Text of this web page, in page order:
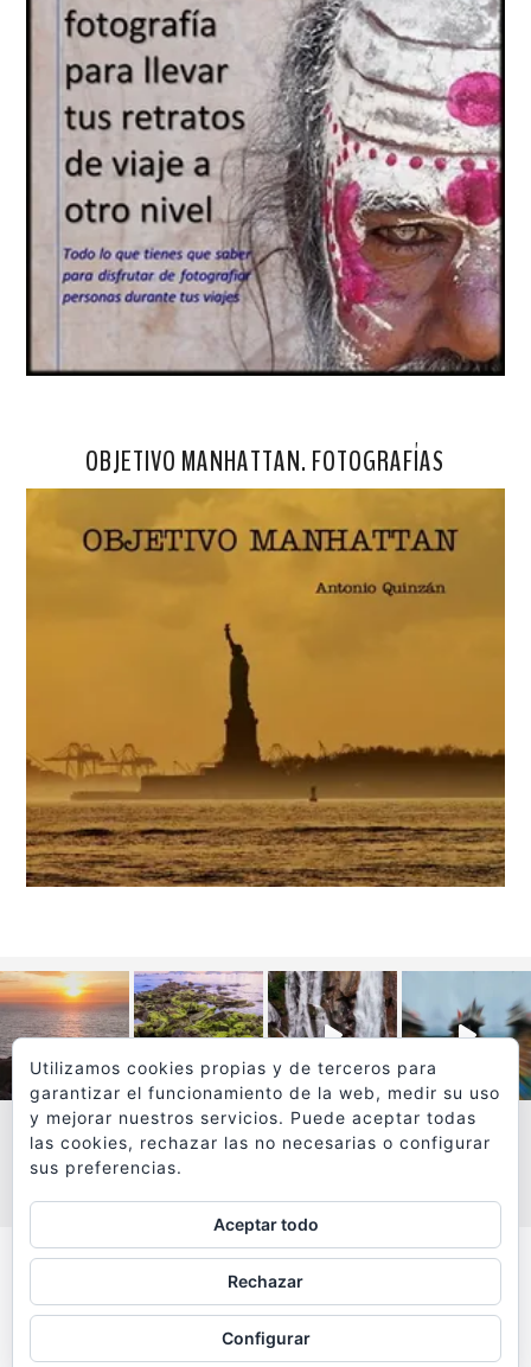
OBJETIVO MANHATTAN. FOTOGRAFÍAS
VER MÁS
Todos los textos y fotografías de
www.viajesyfotografia.comson propiedad de su autor
y están protegidos por © Copyright
Utilizamos cookies propias y de terceros para
garantizar el funcionamiento de la web, medir su uso
y mejorar nuestros servicios. Puede aceptar todas
las cookies, rechazar las no necesarias o configurar
sus preferencias.
Aceptar todo
Rechazar
Configurar